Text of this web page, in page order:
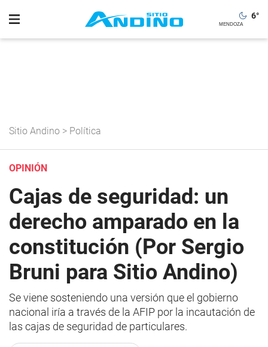
6°
Sitio Andino > Política
OPINIÓN
Cajas de seguridad: un
derecho amparado en la
constitución (Por Sergio
Bruni para Sitio Andino)
Se viene sosteniendo una versión que el gobierno
nacional iría a través de la AFIP por la incautación de
las cajas de seguridad de particulares.